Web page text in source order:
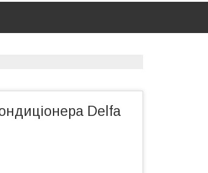
Delfa